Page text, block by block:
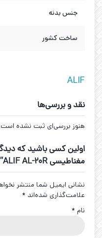
جنس بدنه
ساخت کشور
ALIF
نقد و بررسی‌ها
هنوز بررسی‌ای ثبت نشده
اولین کسی باشید که
مغناطیسی ALIF AL-20R”
نشانی ایمیل شما منتشر
علامت‌گذاری شده‌اند *
نام *